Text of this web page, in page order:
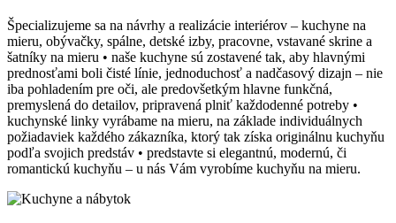
Špecializujeme sa na návrhy a realizácie interiérov – kuchyne na
mieru, obývačky, spálne, detské izby, pracovne, vstavané skrine a
šatníky na mieru • naše kuchyne sú zostavené tak, aby hlavnými
prednosťami boli čisté línie, jednoduchosť a nadčasový dizajn – nie
iba pohladením pre oči, ale predovšetkým hlavne funkčná,
premyslená do detailov, pripravená plniť každodenné potreby •
kuchynské linky vyrábame na mieru, na základe individuálnych
požiadaviek každého zákazníka, ktorý tak získa originálnu kuchyňu
podľa svojich predstáv • predstavte si elegantnú, modernú, či
romantickú kuchyňu – u nás Vám vyrobíme kuchyňu na mieru.